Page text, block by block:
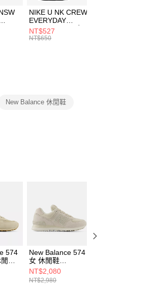
簡訊中的連結，可透過四大超商
，方視為交易完成。
費，但若您需要取消訂單，請聯
訂單仍視為有效，需透過AFTEE
「AFTEE先享後付」服務完成之
資料，並將交易相關給付款項請
網址：
用戶之使用額度並採取法律行
運費
NIKE U NK CREW
EVERYDAY
BBALL 3PR 男女
長統襪
NT$527
NT$650
New Balance 休閒鞋
574
鞋
New Balance 574
女 休閒鞋
WL574CBG-B
NT$2,080
NT$2,980